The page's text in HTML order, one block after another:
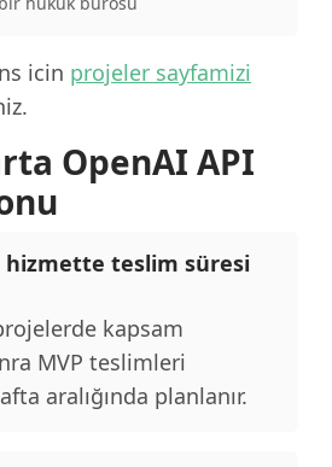
icin projeler sayfamizi
OpenAI API
teslim süresi
kapsam
MVP teslimleri
aralığında planlanır.